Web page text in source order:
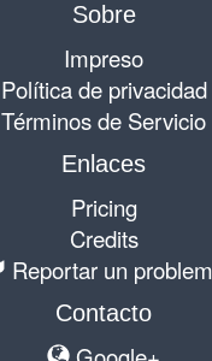
Sobre
Impreso
Política de privacidad
Términos de Servicio
Enlaces
Pricing
Credits
Reportar un
Contacto